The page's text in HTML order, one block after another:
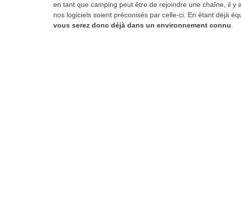
en tant que camping peut être de rejoindre une chaîne, il y
nos logiciels soient préconisés par celle-ci. En étant déjà
vous serez donc déjà dans un environnement connu.